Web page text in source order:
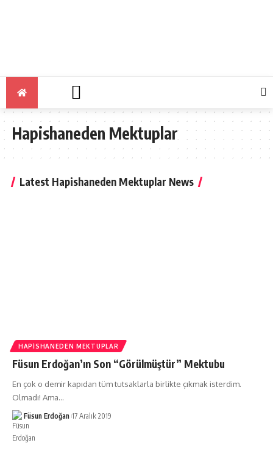
Hapishaneden Mektuplar
Latest Hapishaneden Mektuplar News
HAPISHANEDEN MEKTUPLAR
Füsun Erdoğan’ın Son “Görülmüştür” Mektubu
En çok o demir kapıdan tüm tutsaklarla birlikte çıkmak isterdim.
Olmadı! Ama…
Füsun Erdoğan 17 Aralık 2019